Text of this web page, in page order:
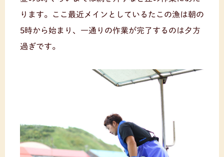
ります。ここ最近メインとしているたこの漁は朝の
5時から始まり、一通りの作業が完了するのは夕方
過ぎです。